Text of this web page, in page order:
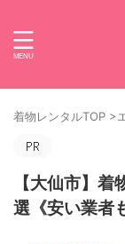
着物レンタルTOP >
【大仙市】
選《安い業者